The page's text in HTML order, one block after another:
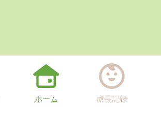
ホーム 成長記録